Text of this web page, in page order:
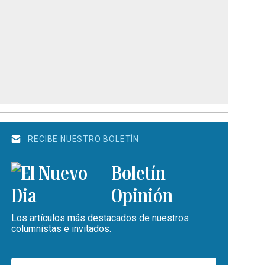
RECIBE NUESTRO BOLETÍN
Boletín
Opinión
Los artículos más destacados de nuestros
columnistas e invitados.